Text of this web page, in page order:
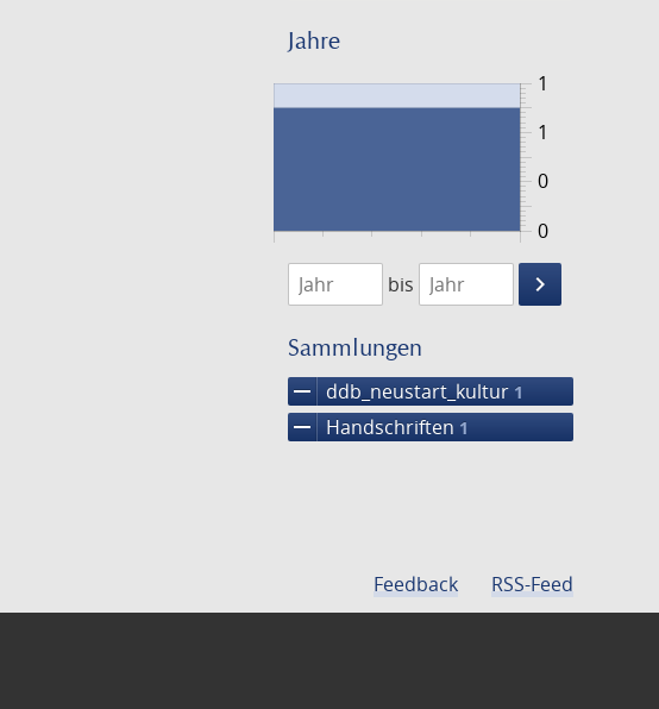
Jahre
0
1
0
1
1474
1475
bis
keyboard_arrow_right
Suche
Sammlungen
remove ddb_neustart_kultur 1
remove Handschriften 1
Feedback RSS-Feed